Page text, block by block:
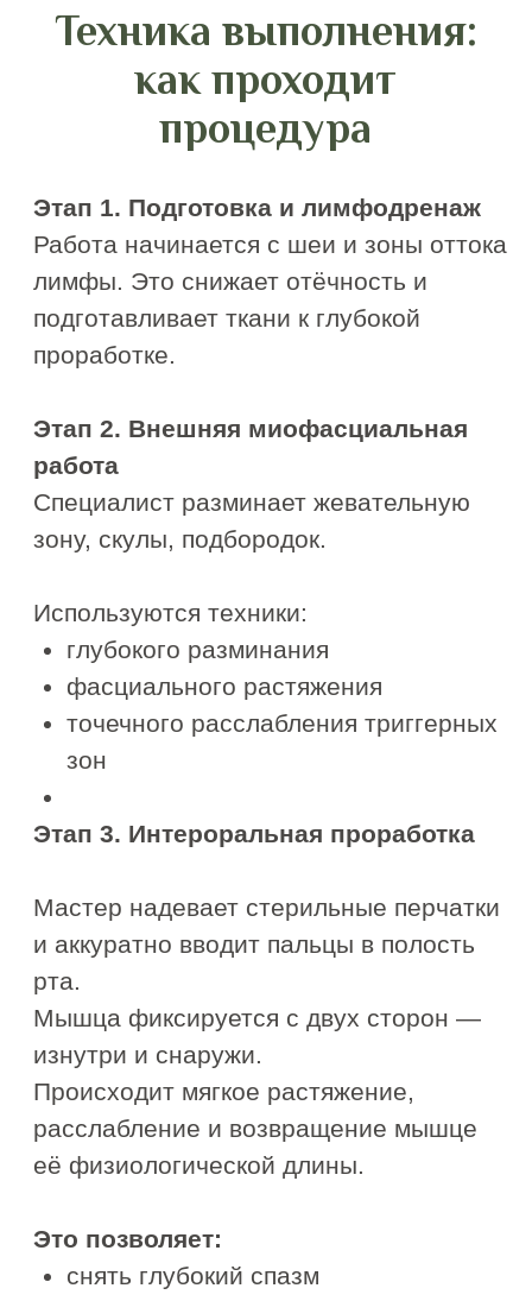
После сеанса вы почувствуете не
только физическую легкость, но и
эмоциональное освобождение, словно
Снимает глубокое напряжение и
Антивозрастная процедура
БУККАЛЬНЫЙ
МАССАЖ
Записаться на
буккальный массаж